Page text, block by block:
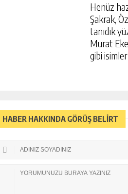
Henüz
Şakrak,
tanıdık
Murat
gibi
HABER HAKKINDA GÖRÜŞ BELİRT
AĞLAYARAK KONUŞTU,